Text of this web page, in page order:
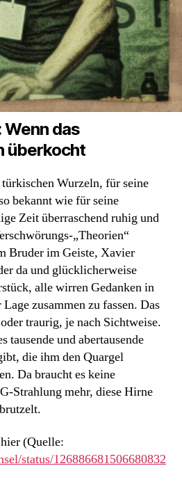
Wenn das
überkocht
Wurzeln, für seine
bekannt wie für seine
Zeit überraschend ruhig und
„Theorien“
Bruder im Geiste, Xavier
da und glücklicherweise
alle wirren Gedanken in
zusammen zu fassen. Das
traurig, je nach Sichtweise.
tausende und abertausende
die ihm den Quargel
Da braucht es keine
Strahlung mehr, diese Hirne
(Quelle:
status/126886681506680832